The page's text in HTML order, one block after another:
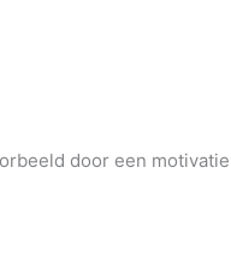
door een